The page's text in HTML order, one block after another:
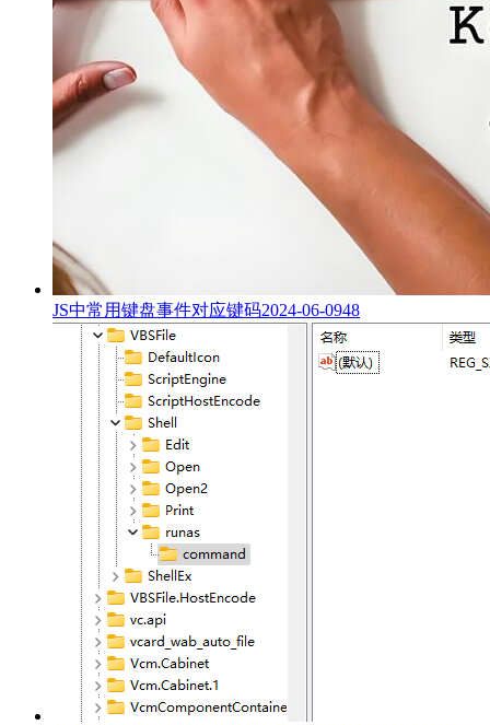
JS中常用键盘事件对应键码2024-06-0948